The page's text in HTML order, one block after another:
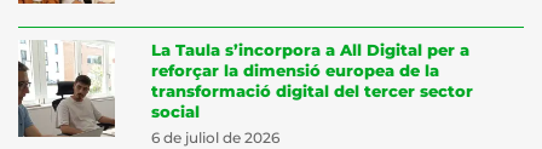
La Taula s’incorpora a All Digital per a
reforçar la dimensió europea de la
transformació digital del tercer sector
social
6 de juliol de 2026